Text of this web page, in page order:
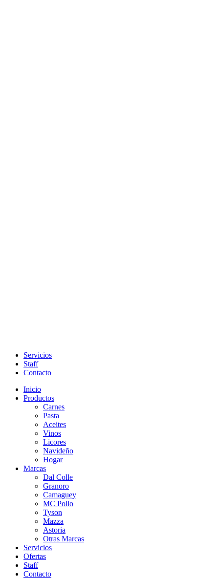
Servicios
Staff
Contacto
Inicio
Productos
Carnes
Pasta
Aceites
Vinos
Licores
Navideño
Hogar
Marcas
Dal Colle
Granoro
Camaguey
MC Pollo
Tyson
Mazza
Astoria
Otras Marcas
Servicios
Ofertas
Staff
Contacto